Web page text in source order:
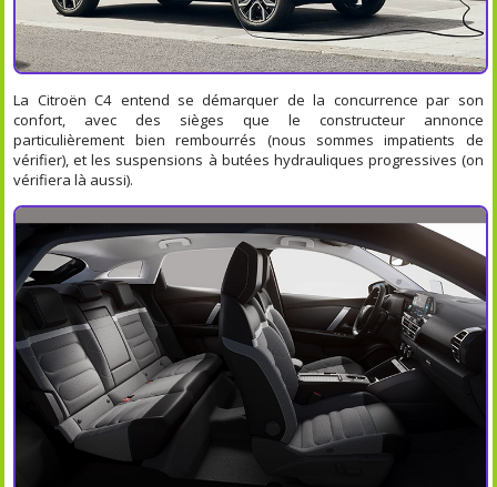
La Citroën C4 entend se démarquer de la concurrence par son
confort, avec des sièges que le constructeur annonce
particulièrement bien rembourrés (nous sommes impatients de
vérifier), et les suspensions à butées hydrauliques progressives (on
vérifiera là aussi).